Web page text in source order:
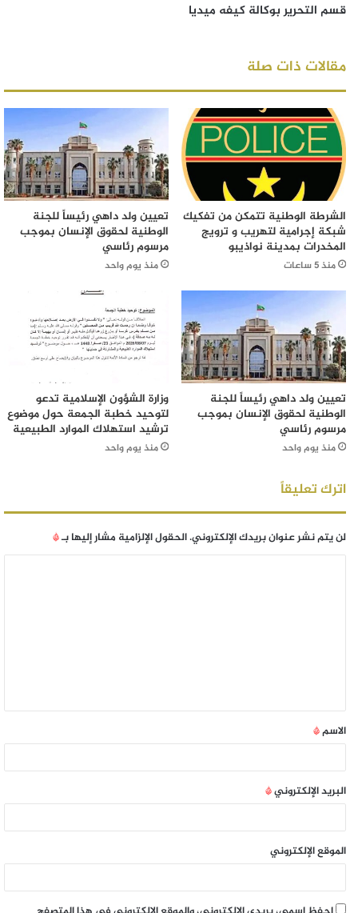
قسم التحرير بوكالة كيفه ميديا
مقالات ذات صلة
الشرطة الوطنية تتمكن من تفكيك
شبكة إجرامية لتهريب و ترويج
المخدرات بمدينة نواذيبو
منذ 5 ساعات
تعيين ولد داهي رئيساً للجنة
الوطنية لحقوق الإنسان بموجب
مرسوم رئاسي
منذ يوم واحد
تعيين ولد داهي رئيساً للجنة
الوطنية لحقوق الإنسان بموجب
مرسوم رئاسي
منذ يوم واحد
وزارة الشؤون الإسلامية تدعو
لتوحيد خطبة الجمعة حول موضوع
ترشيد استهلاك الموارد الطبيعية
منذ يوم واحد
اترك تعليقاً
لن يتم نشر عنوان بريدك الإلكتروني.الحقول الإلزامية مشار إليها بـ*
الاسم*
البريد الإلكتروني*
الموقع الإلكتروني